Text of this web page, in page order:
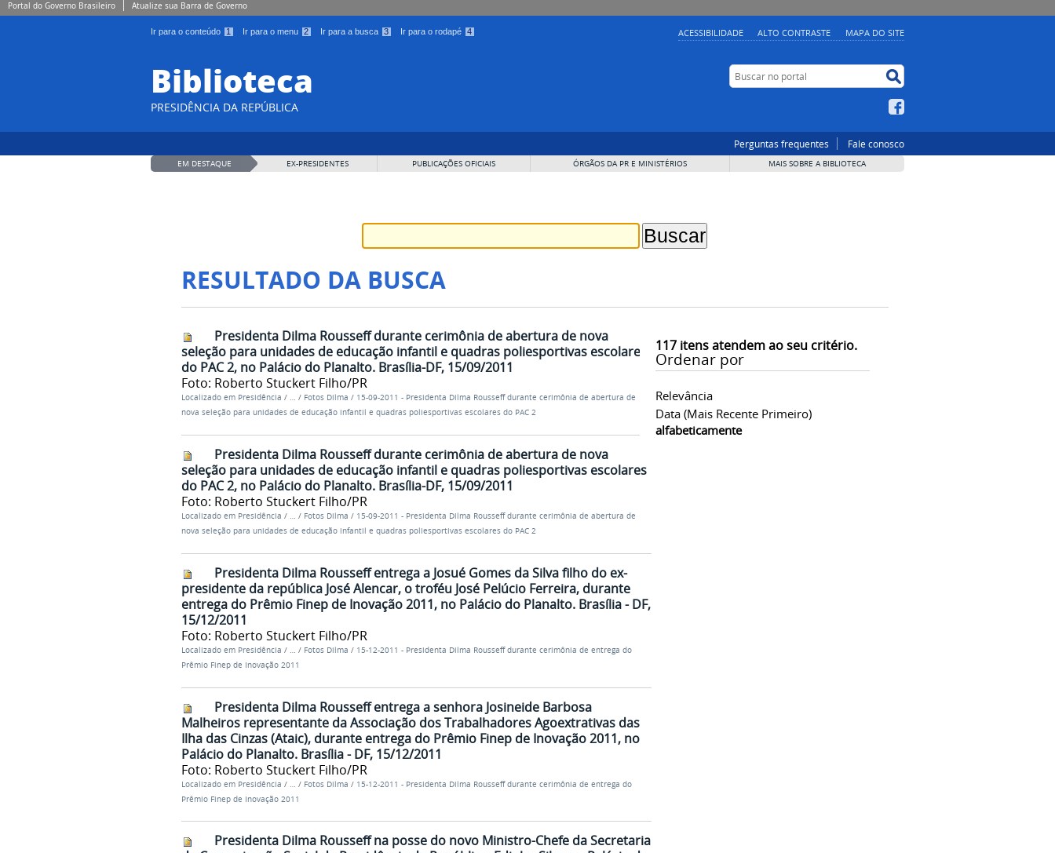
Portal do Governo Brasileiro Atualize sua Barra de Governo
Ir para o conteúdo 1 Ir para o menu 2 Ir para a busca 3 Ir para o rodapé 4 ACESSIBILIDADE ALTO CONTRASTE MAPA DO SITE
Biblioteca
PRESIDÊNCIA DA REPÚBLICA
Buscar no portal
Perguntas frequentes Fale conosco
EM DESTAQUE EX-PRESIDENTES PUBLICAÇÕES OFICIAIS ÓRGÃOS DA PR E MINISTÉRIOS MAIS SOBRE A BIBLIOTECA
RESULTADO DA BUSCA
117itens atendem ao seu critério.
Ordenar por
Relevância
Data (mais Recente Primeiro)
alfabeticamente
Presidenta Dilma Rousseff durante cerimônia de abertura de nova
seleção para unidades de educação infantil e quadras poliesportivas escolares
do PAC 2, no Palácio do Planalto. Brasília-DF, 15/09/2011
Foto: Roberto Stuckert Filho/PR
Localizado em Presidência / … / Fotos Dilma / 15-09-2011 - Presidenta Dilma Rousseff durante cerimônia de abertura de
nova seleção para unidades de educação infantil e quadras poliesportivas escolares do PAC 2
Presidenta Dilma Rousseff durante cerimônia de abertura de nova
seleção para unidades de educação infantil e quadras poliesportivas escolares
do PAC 2, no Palácio do Planalto. Brasília-DF, 15/09/2011
Foto: Roberto Stuckert Filho/PR
Localizado em Presidência / … / Fotos Dilma / 15-09-2011 - Presidenta Dilma Rousseff durante cerimônia de abertura de
nova seleção para unidades de educação infantil e quadras poliesportivas escolares do PAC 2
Presidenta Dilma Rousseff entrega a Josué Gomes da Silva filho do ex-
presidente da república José Alencar, o troféu José Pelúcio Ferreira, durante
entrega do Prêmio Finep de Inovação 2011, no Palácio do Planalto. Brasília - DF,
15/12/2011
Foto: Roberto Stuckert Filho/PR
Localizado em Presidência / … / Fotos Dilma / 15-12-2011 - Presidenta Dilma Rousseff durante cerimônia de entrega do
Prêmio Finep de Inovação 2011
Presidenta Dilma Rousseff entrega a senhora Josineide Barbosa
Malheiros representante da Associação dos Trabalhadores Agoextrativas das
Ilha das Cinzas (Ataic), durante entrega do Prêmio Finep de Inovação 2011, no
Palácio do Planalto. Brasília - DF, 15/12/2011
Foto: Roberto Stuckert Filho/PR
Localizado em Presidência / / Fotos Dilma / 15-12-2011 - Presidenta Dilma Rousseff durante cerimônia de entrega do
Prêmio Finep de Inovação 2011
Presidenta Dilma Rousseff na posse do novo Ministro-Chefe da Secretaria